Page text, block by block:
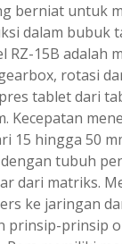
berniat untuk
dalam
RZ-15B
rotasi
tablet dari
Kecepatan
15 hingga 50
tubuh
dari matriks.
ke jaringan
prinsip